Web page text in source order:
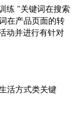
练 "关键词在搜索
在产品页面的转
动并进行有针对
活方式类关键